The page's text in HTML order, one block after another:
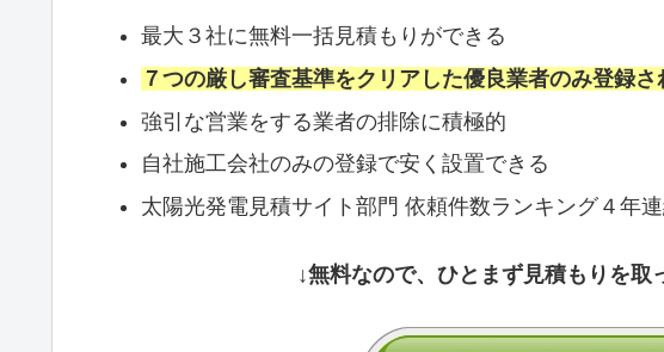
最大３社に無料一括見積もりができる
７つの厳し審査基準をクリアした優良業者のみ登録さ
強引な営業をする業者の排除に積極的
自社施工会社のみの登録で安く設置できる
太陽光発電見積サイト部門 依頼件数ランキング４年
↓無料なので、ひとまず見積もりを取